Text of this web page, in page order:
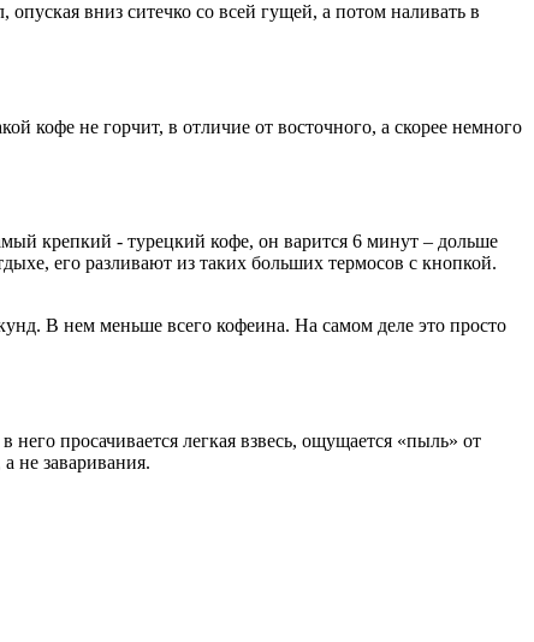
вниз ситечко со всей гущей, а потом наливать в
кофе не горчит, в отличие от восточного, а скорее немного
крепкий - турецкий кофе, он варится 6 минут – дольше
его разливают из таких больших термосов с кнопкой.
В нем меньше всего кофеина. На самом деле это просто
просачивается легкая взвесь, ощущается «пыль» от
не заваривания.